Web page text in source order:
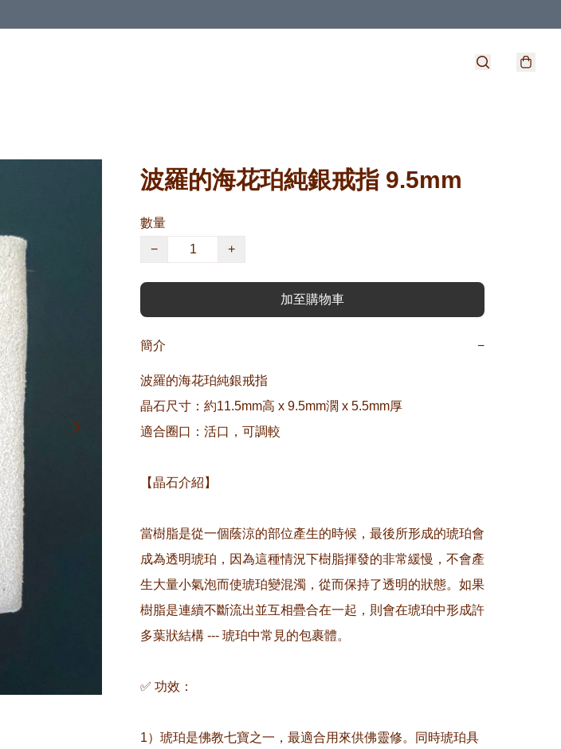
波羅的海花珀純銀戒指 9.5mm
數量
−
+
加至購物車
簡介 −
波羅的海花珀純銀戒指
晶石尺寸：約11.5mm高 x 9.5mm濶 x 5.5mm厚
適合圈口：活口，可調較
【晶石介紹】
當樹脂是從一個蔭涼的部位產生的時候，最後所形成的琥珀會
成為透明琥珀，因為這種情況下樹脂揮發的非常緩慢，不會產
生大量小氣泡而使琥珀變混濁，從而保持了透明的狀態。如果
樹脂是連續不斷流出並互相疊合在一起，則會在琥珀中形成許
多葉狀結構 --- 琥珀中常見的包裹體。
✅ 功效：
1）琥珀是佛教七寶之一，最適合用來供佛靈修。同時琥珀具